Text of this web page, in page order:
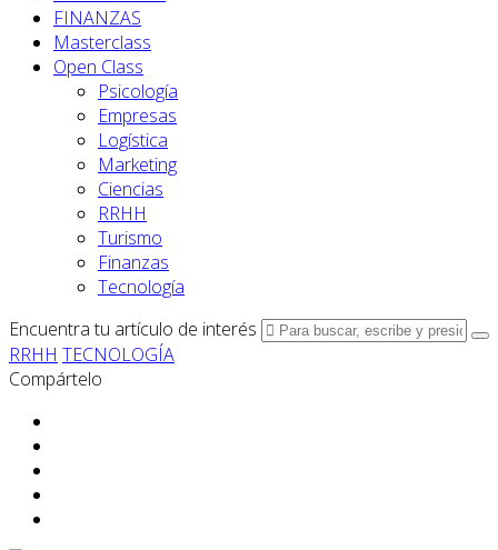
FINANZAS
Masterclass
Open Class
Psicología
Empresas
Logística
Marketing
Ciencias
RRHH
Turismo
Finanzas
Tecnología
Encuentra tu artículo de interés
RRHH TECNOLOGÍA
Compártelo